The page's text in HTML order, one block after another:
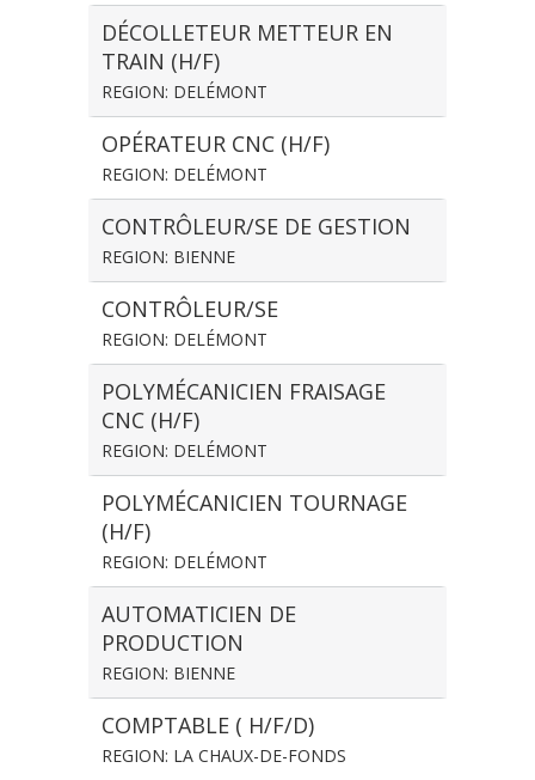
DÉCOLLETEUR METTEUR EN
TRAIN (H/F)
REGION: DELÉMONT
OPÉRATEUR CNC (H/F)
REGION: DELÉMONT
CONTRÔLEUR/SE DE GESTION
REGION: BIENNE
CONTRÔLEUR/SE
REGION: DELÉMONT
POLYMÉCANICIEN FRAISAGE
CNC (H/F)
REGION: DELÉMONT
POLYMÉCANICIEN TOURNAGE
(H/F)
REGION: DELÉMONT
AUTOMATICIEN DE
PRODUCTION
REGION: BIENNE
COMPTABLE ( H/F/D)
REGION: LA CHAUX-DE-FONDS